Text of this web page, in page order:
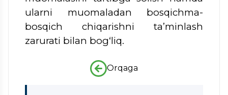
ularni muomaladan bosqichma-
bosqich chiqarishni ta’minlash
zarurati bilan bog‘liq.
Orqaga